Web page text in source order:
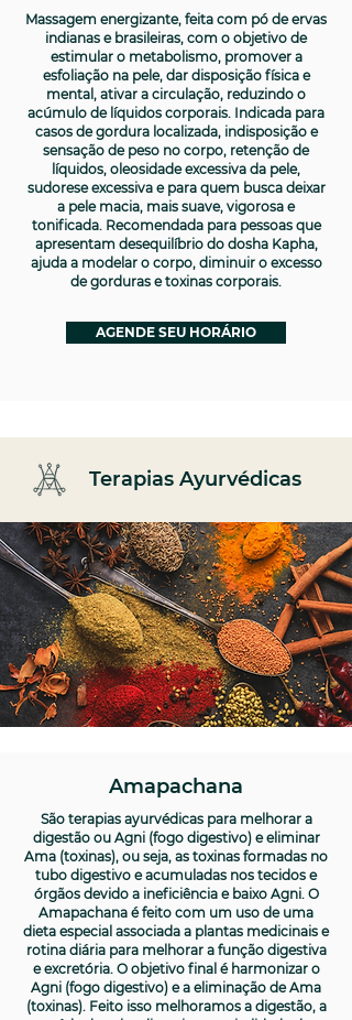
Massagem energizante, feita com pó de ervas
indianas e brasileiras, com o objetivo de
estimular o metabolismo, promover a
esfoliação na pele, dar disposição física e
mental, ativar a circulação, reduzindo o
acúmulo de líquidos corporais. Indicada para
casos de gordura localizada, indisposição e
sensação de peso no corpo, retenção de
líquidos, oleosidade excessiva da pele,
sudorese excessiva e para quem busca deixar
a pele macia, mais suave, vigorosa e
tonificada. Recomendada para pessoas que
apresentam desequilíbrio do dosha Kapha,
ajuda a modelar o corpo, diminuir o excesso
de gorduras e toxinas corporais.
AGENDE SEU HORÁRIO
Terapias Ayurvédicas
Amapachana
São terapias ayurvédicas para melhorar a
digestão ou Agni (fogo digestivo) e eliminar
Ama (toxinas), ou seja, as toxinas formadas no
tubo digestivo e acumuladas nos tecidos e
órgãos devido a ineficiência e baixo Agni. O
Amapachana é feito com um uso de uma
dieta especial associada a plantas medicinais e
rotina diária para melhorar a função digestiva
e excretória. O objetivo final é harmonizar o
Agni (fogo digestivo) e a eliminação de Ama
(toxinas). Feito isso melhoramos a digestão, a